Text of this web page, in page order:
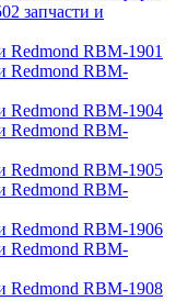
запчасти и
Redmond RBM-1901
Redmond RBM-
Redmond RBM-1904
Redmond RBM-
Redmond RBM-1905
Redmond RBM-
Redmond RBM-1906
Redmond RBM-
Redmond RBM-1908